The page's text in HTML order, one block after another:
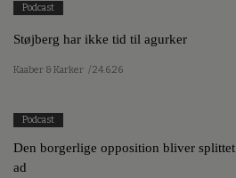
Podcast
Støjberg har ikke tid til agurker
Kaaber & Karker / 24.6.26
Podcast
Den borgerlige opposition bliver splittet
ad